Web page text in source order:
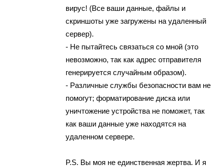
вирус! (Все ваши данные, файлы и
скриншоты уже загружены на удаленный
сервер).
- Не пытайтесь связаться со мной (это
невозможно, так как адрес отправителя
генерируется случайным образом).
- Различные службы безопасности вам не
помогут; форматирование диска или
уничтожение устройства не поможет, так
как ваши данные уже находятся на
удаленном сервере.
P.S. Вы моя не единственная жертва. И я